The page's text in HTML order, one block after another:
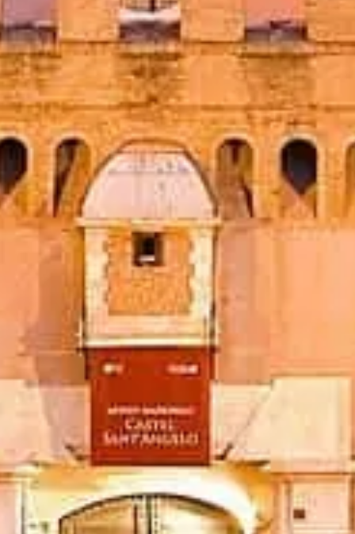
अपने टिकटों से कतारें छोड़ें
हमारे सर्वोत्तम टिकट विकल्प देखें, जो प्राथमिकता प्रवेश और विशेषज्ञ मार्गदर्शन
के साथ आपकी यात्रा को आसान बनाते हैं।
कैसल सेंट एंजेलो रोम
स्वतंत्र व्यावहारिक जानकारी: टिकट, समय, इतिहास, टिप्स।
2026 अनौपचारिक स्वतंत्र साइट।
यह वेबसाइट castelsantangelo.org, कैसल सेंट एंजेलो को समर्पित एक
प्रत्येक पंजीकृत ब्रांड या ट्रेडमार्क उसके स्वामी की संपत्ति है। टिकट से
संबंधित प्रश्नों के लिए कृपया टिकट प्रदाताओं से संपर्क करें।
त्वरित लिंक
अपने टिकट चुनें
खुलने का समय